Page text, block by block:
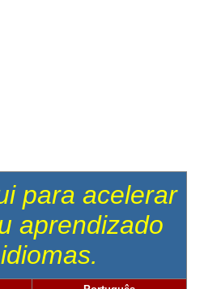
para acelerar
aprendizado